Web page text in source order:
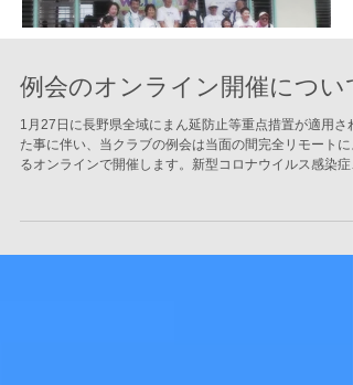
例会のオンライン開催につい
1月27日に長野県全域にまん延防止等重点措置が適用され
た事に伴い、当クラブの例会は当面の間完全リモートに
るオンラインで開催します。新型コロナウイルス感染症